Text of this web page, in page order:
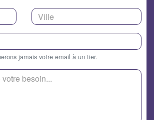
jamais votre email à un tier.